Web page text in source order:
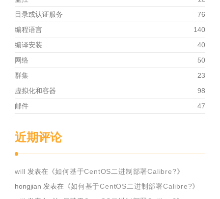
目录或认证服务
76
编程语言
140
编译安装
40
网络
50
群集
23
虚拟化和容器
98
邮件
47
近期评论
will 发表在《如何基于CentOS二进制部署Calibre?》
hongjian 发表在《如何基于CentOS二进制部署Calibre?》